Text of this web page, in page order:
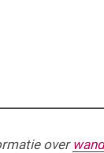
over